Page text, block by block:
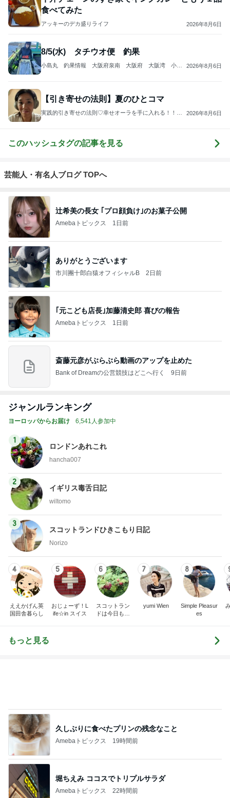
食べてみた
アッキーのデカ盛りライフ 2026年8月6日
8/5(水) タチウオ便 釣果
小島丸 釣果情報 大阪府泉南 大阪府 大阪湾 小
2026年8月6日
【引き寄せの法則】夏のひとコマ
実践的引き寄せの法則♡幸せオーラを手に入れる！！ス
2026年8月6日
このハッシュタグの記事を見る
芸能人・有名人ブログ TOPへ
辻希美の長女 ｢プロ顔負け｣のお菓子公開
Amebaトピックス 1日前
ありがとうございます
市川團十郎白猿オフィシャルB 2日前
｢元こども店長｣加藤清史郎 喜びの報告
Amebaトピックス 1日前
斎藤元彦がぶらぶら動画のアップを止めた
Bank of Dreamの公営競技はどこへ行く 9日前
ジャンルランキング
ヨーロッパからお届け 6,541人参加中
1
ロンドンあれこれ
hancha007
2
イギリス毒舌日記
wiltomo
3
スコットランドひきこもり日記
Norizo
4
ええかげん英
国田舎暮らし
5
おじょーず！L
ife☆in スイス
6
スコットラン
ドは今日も曇
7
yumi Wien
8
Simple Pleasur
es
もっと見る
久しぶりに食べたプリンの残念なこと
Amebaトピックス 19時間前
堀ちえみ ココスでトリプルサラダ
Amebaトピックス 22時間前